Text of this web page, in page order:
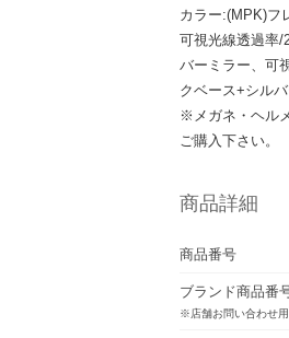
カラー:(MPK)フ
可視光線透過率/
バーミラー、可
クベース+シル
※メガネ・ヘル
ご購入下さい。
商品詳細
商品番号
ブランド商品番
※店舗お問い合わせ用